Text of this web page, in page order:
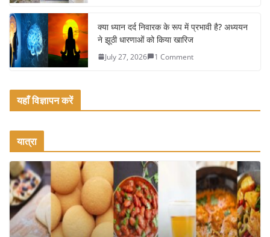
क्या ध्यान दर्द निवारक के रूप में प्रभावी है? अध्ययन
ने झूठी धारणाओं को किया खारिज
July 27, 2026 1 Comment
यहाँ विज्ञापन करें
यात्रा